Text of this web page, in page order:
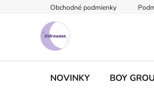
Obchodné podmienky
NOVINKY BOY